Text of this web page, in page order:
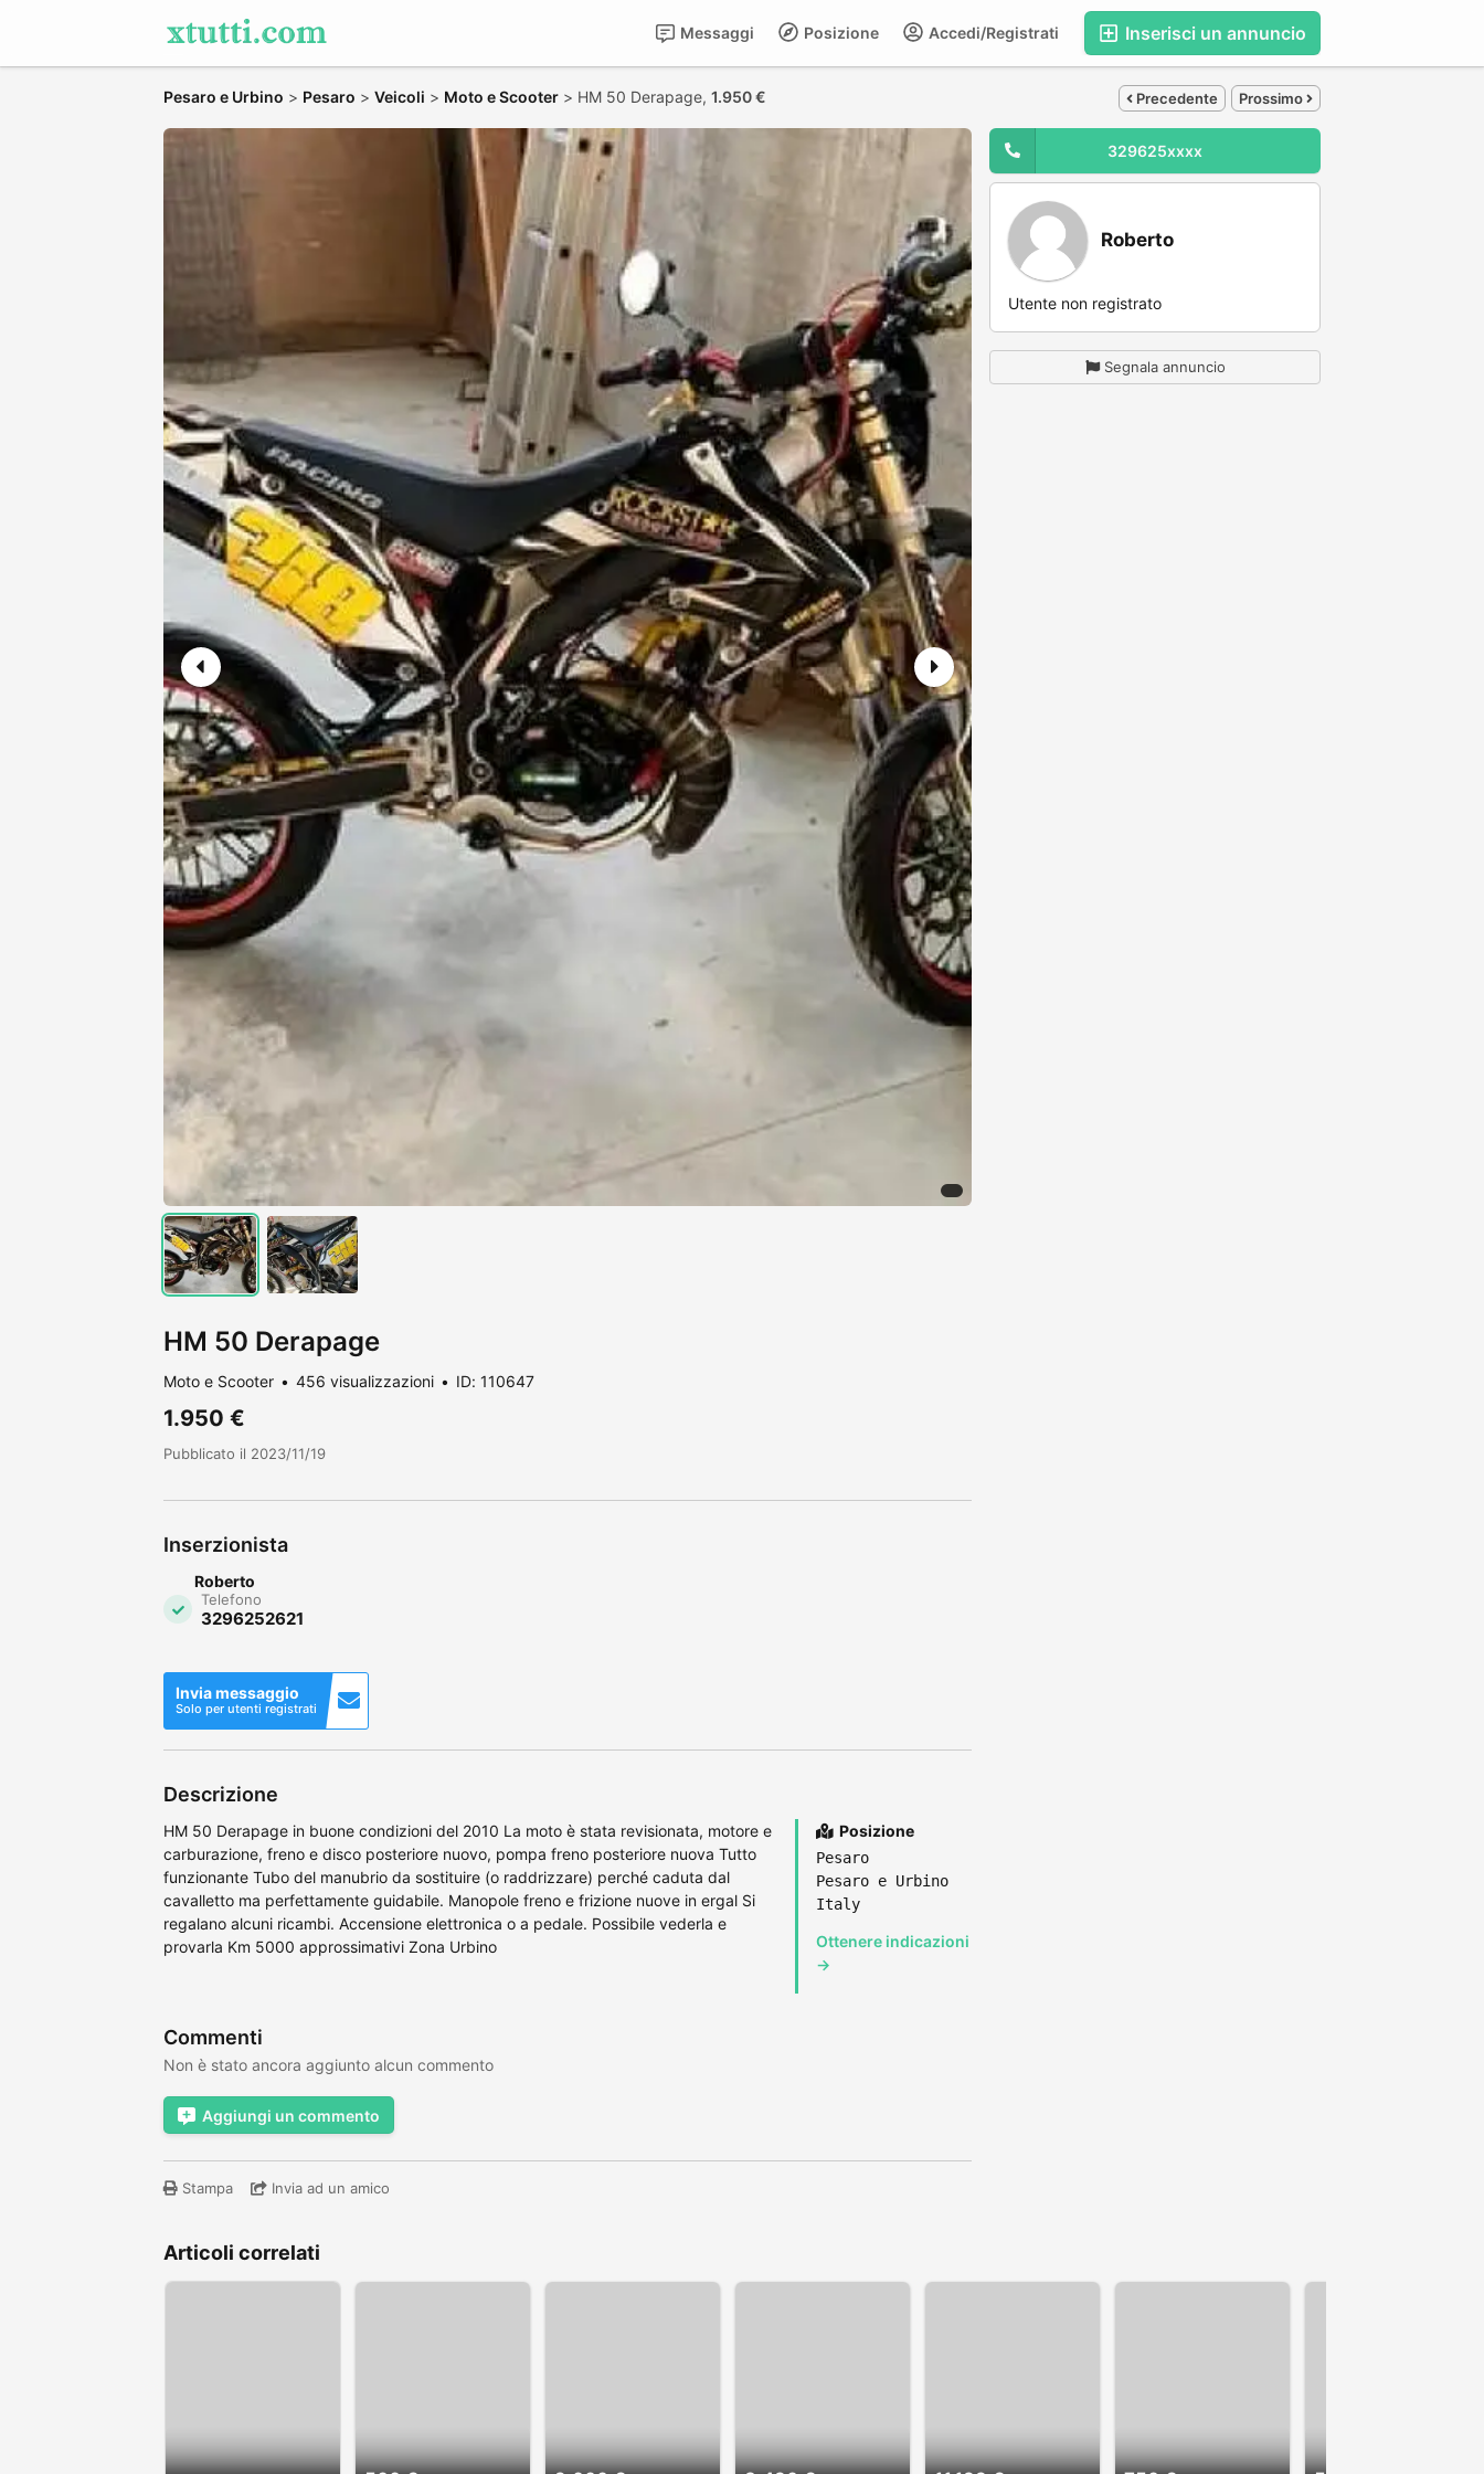
Inserisci un annuncio
Accedi/Registrati
Posizione
Messaggi
Pesaro e Urbino > Pesaro > Veicoli > Moto e Scooter > HM 50 Derapage, 1.950 € Precedente Prossimo
HM 50 Derapage
Moto e Scooter 456 visualizzazioni ID: 110647
1.950 €
Pubblicato il 2023/11/19
Inserzionista
Roberto
Telefono
3296252621
Invia messaggio
Solo per utenti registrati
Descrizione
HM 50 Derapage in buone condizioni del 2010 La moto è stata revisionata, motore e
carburazione, freno e disco posteriore nuovo, pompa freno posteriore nuova Tutto
funzionante Tubo del manubrio da sostituire (o raddrizzare) perché caduta dal
cavalletto ma perfettamente guidabile. Manopole freno e frizione nuove in ergal Si
regalano alcuni ricambi. Accensione elettronica o a pedale. Possibile vederla e
provarla Km 5000 approssimativi Zona Urbino
Posizione
Pesaro
Pesaro e Urbino
Italy
Ottenere indicazioni
→
Commenti
Non è stato ancora aggiunto alcun commento
Aggiungi un commento
Stampa Invia ad un amico
329625xxxx
Roberto
Utente non registrato
Segnala annuncio
Articoli correlati